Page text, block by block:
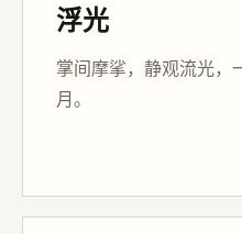
浮光
掌间摩挲，静观流光，
月。